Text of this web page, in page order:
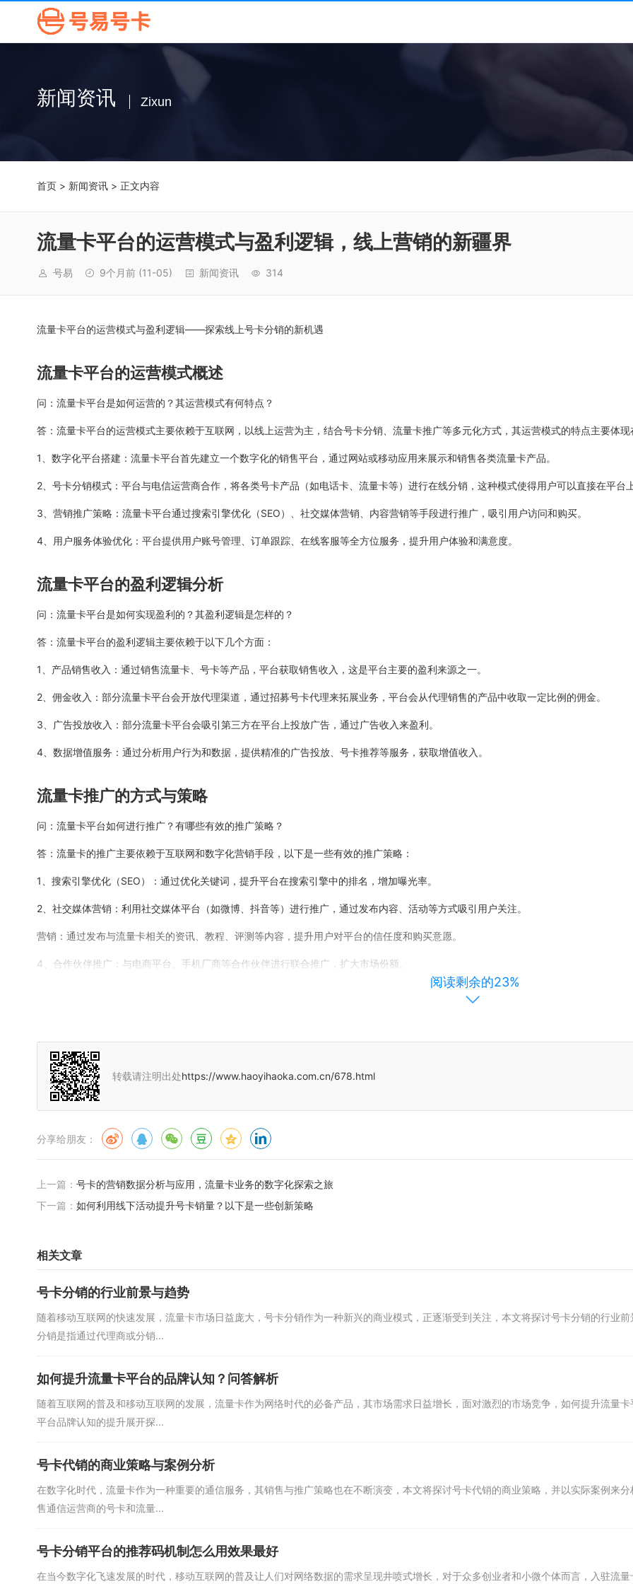
新闻资讯 Zixun
首页 > 新闻资讯 > 正文内容
流量卡平台的运营模式与盈利逻辑，线上营销的新疆界
号易 9个月前 (11-05) 新闻资讯 314
流量卡平台的运营模式与盈利逻辑——探索线上号卡分销的新机遇
流量卡平台的运营模式概述
问：流量卡平台是如何运营的？其运营模式有何特点？
答：流量卡平台的运营模式主要依赖于互联网，以线上运营为主，结合号卡分销、流量卡推广等多元化方式，其运营模式的特点主要体现
1、数字化平台搭建：流量卡平台首先建立一个数字化的销售平台，通过网站或移动应用来展示和销售各类流量卡产品。
2、号卡分销模式：平台与电信运营商合作，将各类号卡产品（如电话卡、流量卡等）进行在线分销，这种模式使得用户可以直接在平台
3、营销推广策略：流量卡平台通过搜索引擎优化（SEO）、社交媒体营销、内容营销等手段进行推广，吸引用户访问和购买。
4、用户服务体验优化：平台提供用户账号管理、订单跟踪、在线客服等全方位服务，提升用户体验和满意度。
流量卡平台的盈利逻辑分析
问：流量卡平台是如何实现盈利的？其盈利逻辑是怎样的？
答：流量卡平台的盈利逻辑主要依赖于以下几个方面：
1、产品销售收入：通过销售流量卡、号卡等产品，平台获取销售收入，这是平台主要的盈利来源之一。
2、佣金收入：部分流量卡平台会开放代理渠道，通过招募号卡代理来拓展业务，平台会从代理销售的产品中收取一定比例的佣金。
3、广告投放收入：部分流量卡平台会吸引第三方在平台上投放广告，通过广告收入来盈利。
4、数据增值服务：通过分析用户行为和数据，提供精准的广告投放、号卡推荐等服务，获取增值收入。
流量卡推广的方式与策略
问：流量卡平台如何进行推广？有哪些有效的推广策略？
答：流量卡的推广主要依赖于互联网和数字化营销手段，以下是一些有效的推广策略：
1、搜索引擎优化（SEO）：通过优化关键词，提升平台在搜索引擎中的排名，增加曝光率。
2、社交媒体营销：利用社交媒体平台（如微博、抖音等）进行推广，通过发布内容、活动等方式吸引用户关注。
营销：通过发布与流量卡相关的资讯、教程、评测等内容，提升用户对平台的信任度和购买意愿。
4、合作伙伴推广：与电商平台、手机厂商等合作伙伴进行联合推广，扩大市场份额。
问：号卡分销平台在流量卡市场中扮演什么角色？其优势有哪些？
答：号卡分销平台在流量卡市场中扮演着重要的角色，其优势主要体现在以下几个方面：
2、降低成本：通过线上销售，降低线下成本，提高销售效率。
营商的合作和资源整合，号卡分销平台可以更好地满足用户需求，提升市场竞争力，通过数据分析和技术支持，号卡分销平台可以不断
号卡分销平台在流量卡市场中具有强大的竞争力，通过与各方的合作和不断创新，号卡分销平台将继续推动流量卡市场的发展。 流量卡
阅读剩余的23%
转载请注明出处https://www.haoyihaoka.com.cn/678.html
分享给朋友：
上一篇： 号卡的营销数据分析与应用，流量卡业务的数字化探索之旅
下一篇： 如何利用线下活动提升号卡销量？以下是一些创新策略
相关文章
号卡分销的行业前景与趋势
随着移动互联网的快速发展，流量卡市场日益庞大，号卡分销作为一种新兴的商业模式，正逐渐受到关注，本文将探讨号卡分销的行业
分销是指通过代理商或分销...
如何提升流量卡平台的品牌认知？问答解析
随着互联网的普及和移动互联网的发展，流量卡作为网络时代的必备产品，其市场需求日益增长，面对激烈的市场竞争，如何提升流量
平台品牌认知的提升展开探...
号卡代销的商业策略与案例分析
在数字化时代，流量卡作为一种重要的通信服务，其销售与推广策略也在不断演变，本文将探讨号卡代销的商业策略，并以实际案例来
售通信运营商的号卡和流量...
号卡分销平台的推荐码机制怎么用效果最好
在当今数字化飞速发展的时代，移动互联网的普及让人们对网络数据的需求呈现井喷式增长，对于众多创业者和小微个体而言，入驻流